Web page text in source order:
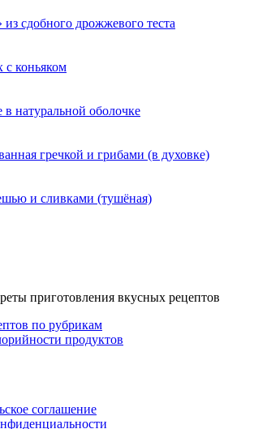
сдобного дрожжевого теста
коньяком
натуральной оболочке
гречкой и грибами (в духовке)
и сливками (тушёная)
приготовления вкусных рецептов
по рубрикам
продуктов
соглашение